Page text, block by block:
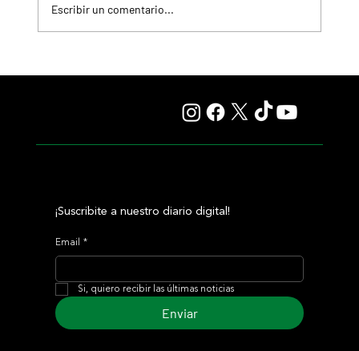
Escribir un comentario...
¡Suscribite a nuestro diario digital!
Email *
Si, quiero recibir las últimas noticias
Enviar